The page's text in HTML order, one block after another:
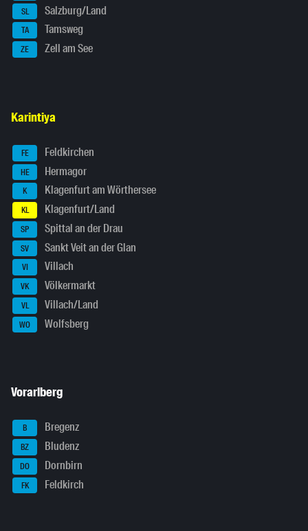
SL Salzburg/Land
TA Tamsweg
ZE Zell am See
Karintiya
FE Feldkirchen
HE Hermagor
K Klagenfurt am Wörthersee
KL Klagenfurt/Land
SP Spittal an der Drau
SV Sankt Veit an der Glan
VI Villach
VK Völkermarkt
VL Villach/Land
WO Wolfsberg
Vorarlberg
B Bregenz
BZ Bludenz
DO Dornbirn
FK Feldkirch